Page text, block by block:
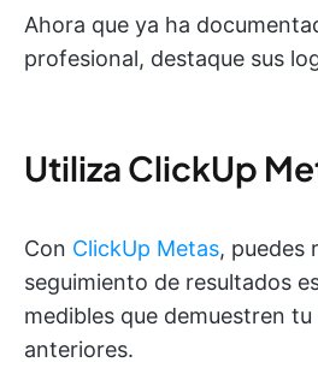
Ahora que ya ha
profesional, destaque sus
Utiliza ClickUp
Con ClickUp Metas, puedes
seguimiento de resultados
medibles que demuestren
anteriores.